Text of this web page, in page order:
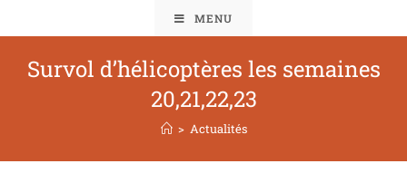
MENU
Survol d’hélicoptères les semaines
20,21,22,23
> Actualités